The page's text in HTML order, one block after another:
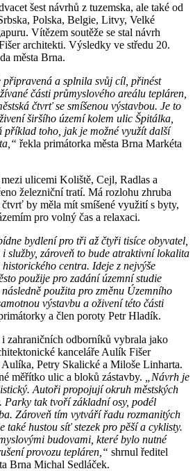
šest návrhů z tuzemska, ale také od
Polska, Belgie, Litvy, Velké
Vítězem soutěže se stal návrh
architekti. Výsledky ve středu 20.
města Brna.
připravená a splnila svůj cíl, přinést
části průmyslového areálu tepláren,
čtvrť se smíšenou výstavbou. Je to
širšího území kolem ulic Špitálka,
příklad toho, jak je možné využít další
řekla primátorka města Brna Markéta
ulicemi Koliště, Cejl, Radlas a
železniční tratí. Má rozlohu zhruba
by měla mít smíšené využití s byty,
pro volný čas a relaxaci.
bydlení pro tři až čtyři tisíce obyvatel,
služby, zároveň to bude atraktivní lokalita
centra. Ideje z nejvýše
použije pro zadání územní studie
použita pro změnu Územního
výstavbu a oživení této části
a člen poroty Petr Hladík.
i zahraničních odborníků vybrala jako
kanceláře Aulík Fišer
Petry Skalické a Miloše Linharta.
měřítko ulic a bloků zástavby.
„Návrh je
Autoři propojují okruh městských
Parky tak tvoří základní osy, podél
Zároveň tím vytváří řadu rozmanitých
také hustou síť stezek pro pěší a cyklisty.
budovami, které bylo nutné
provozu tepláren,“ shrnul ředitel
Brna Michal Sedláček.